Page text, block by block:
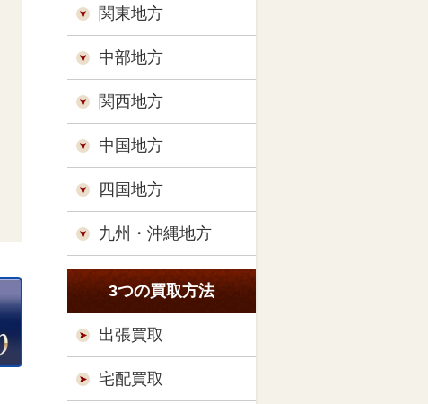
関東地方
中部地方
関西地方
中国地方
四国地方
九州・沖縄地方
3つの買取方法
出張買取
宅配買取